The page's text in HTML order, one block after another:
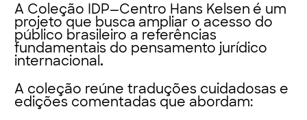
A Coleção IDP—Centro Hans Kelsen é um
projeto que busca ampliar o acesso do
público brasileiro a referências
fundamentais do pensamento jurídico
internacional.
A coleção reúne traduções cuidadosas e
edições comentadas que abordam: